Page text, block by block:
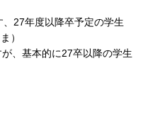
27年度以降卒予定の学生
）
、基本的に27卒以降の学生